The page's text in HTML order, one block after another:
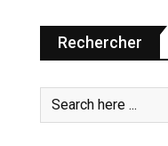
Rechercher